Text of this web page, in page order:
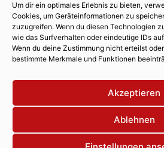
Um dir ein optimales Erlebnis zu bieten,
Cookies, um Geräteinformationen zu
zuzugreifen. Wenn du diesen Technologien
wie das Surfverhalten oder eindeutige IDs
Wenn du deine Zustimmung nicht erteilst
bestimmte Merkmale und Funktionen
Akzeptieren
Ablehnen
Videoservice
Werbung
Eventkalender